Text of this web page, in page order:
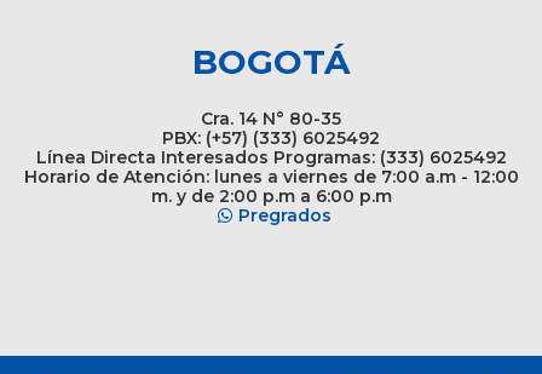
BOGOTÁ
Cra. 14 N° 80-35
PBX: (+57) (333) 6025492
Línea Directa Interesados Programas: (333) 6025492
Horario de Atención: lunes a viernes de 7:00 a.m - 12:00
m. y de 2:00 p.m a 6:00 p.m
Pregrados